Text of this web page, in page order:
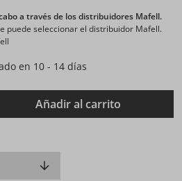
a través de los distribuidores Mafell.
puede seleccionar el distribuidor Mafell.
en 10 - 14 días
Wert ein oder
Añadir al carrito